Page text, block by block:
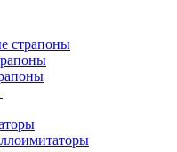
страпоны